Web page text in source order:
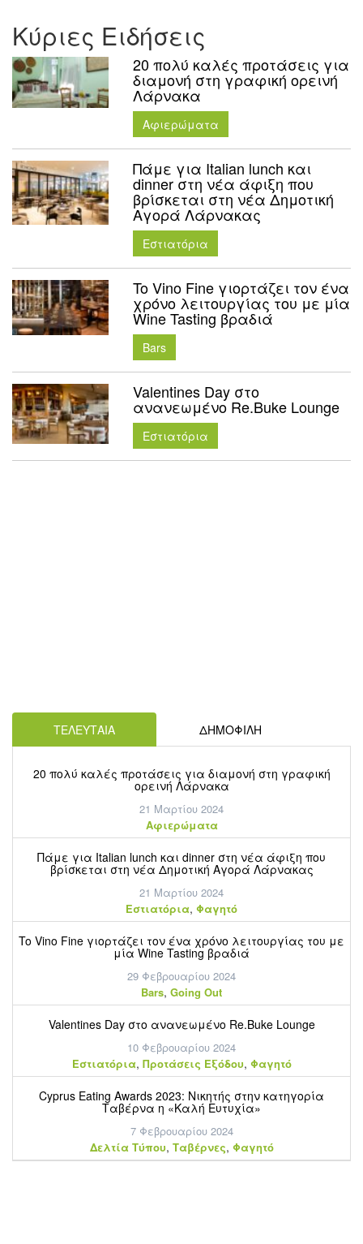
Κύριες Ειδήσεις
20 πολύ καλές προτάσεις για
διαμονή στη γραφική ορεινή
Λάρνακα
Aφιερώματα
Πάμε για Italian lunch και
dinner στη νέα άφιξη που
βρίσκεται στη νέα Δημοτική
Αγορά Λάρνακας
Εστιατόρια
To Vino Fine γιορτάζει τον ένα
χρόνο λειτουργίας του με μία
Wine Tasting βραδιά
Bars
Valentines Day στο
ανανεωμένο Re.Buke Lounge
Εστιατόρια
ΤΕΛΕΥΤΑΙΑ ΔΗΜΟΦΙΛΗ
20 πολύ καλές προτάσεις για διαμονή στη γραφική
ορεινή Λάρνακα
21 Μαρτίου 2024
Aφιερώματα
Πάμε για Italian lunch και dinner στη νέα άφιξη που
βρίσκεται στη νέα Δημοτική Αγορά Λάρνακας
21 Μαρτίου 2024
Εστιατόρια, Φαγητό
To Vino Fine γιορτάζει τον ένα χρόνο λειτουργίας του με
μία Wine Tasting βραδιά
29 Φεβρουαρίου 2024
Bars, Going Out
Valentines Day στο ανανεωμένο Re.Buke Lounge
10 Φεβρουαρίου 2024
Εστιατόρια, Προτάσεις Εξόδου, Φαγητό
Cyprus Eating Awards 2023: Νικητής στην κατηγορία
Ταβέρνα η «Καλή Ευτυχία»
7 Φεβρουαρίου 2024
Δελτία Τύπου, Ταβέρνες, Φαγητό